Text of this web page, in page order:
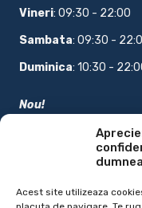
Acest site utilizeaza
Vineri: 09:30 - 22:00
Sambata: 09:30 -
Duminica: 10:30 -
Nou!
COMANDA
Bucataria oferita:
Pizza, Sandwich &